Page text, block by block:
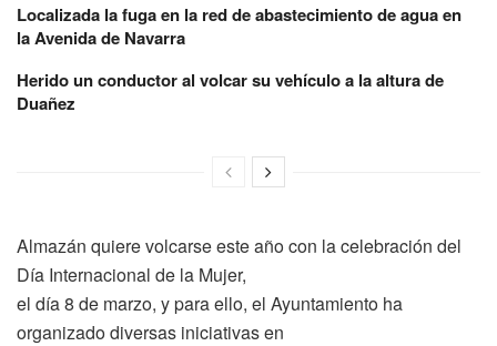
Localizada la fuga en la red de abastecimiento de agua en
la Avenida de Navarra
Herido un conductor al volcar su vehículo a la altura de
Duañez
Almazán quiere volcarse este año con la celebración del
Día Internacional de la Mujer,
el día 8 de marzo, y para ello, el Ayuntamiento ha
organizado diversas iniciativas en